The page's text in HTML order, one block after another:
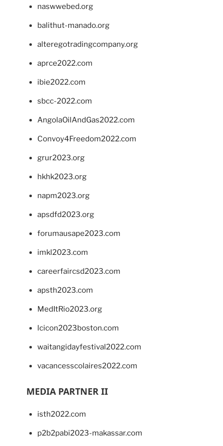
naswwebed.org
balithut-manado.org
alteregotradingcompany.org
aprce2022.com
ibie2022.com
sbcc-2022.com
AngolaOilAndGas2022.com
Convoy4Freedom2022.com
grur2023.org
hkhk2023.org
napm2023.org
apsdfd2023.org
forumausape2023.com
imkl2023.com
careerfaircsd2023.com
apsth2023.com
MedItRio2023.org
lcicon2023boston.com
waitangidayfestival2022.com
vacancesscolaires2022.com
MEDIA PARTNER II
isth2022.com
p2b2pabi2023-makassar.com